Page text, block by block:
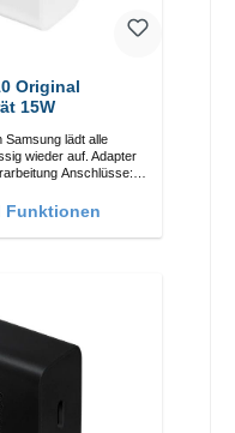
Original
15W
Samsung lädt alle
wieder auf. Adapter
Anschlüsse:
Funktionen